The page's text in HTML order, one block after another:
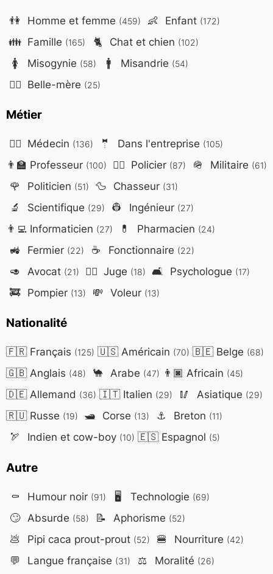
👫 Homme et femme (459) 👶 Enfant (172)
👪 Famille (165) 🐈 Chat et chien (102)
🚺 Misogynie (58) 🚹 Misandrie (54)
🤷‍♀️ Belle-mère (25)
Métier
👨‍⚕️ Médecin (136) 🤵 Dans l'entreprise (105)
👨‍🏫 Professeur (100) 👮‍♂️ Policier (87) 🪖 Militaire (61)
🌹 Politicien (51) 🦆 Chasseur (31)
🔬 Scientifique (29) 👷 Ingénieur (27)
👨‍💻Informaticien (27) 💊 Pharmacien (24)
🚜 Fermier (22) ☕ Fonctionnaire (22)
🥑 Avocat (21) 👨‍⚖️ Juge (18) 🛋️ Psychologue (17)
🚒 Pompier (13) 💸 Voleur (13)
Nationalité
🇫🇷Français (125) 🇺🇸Américain (70) 🇧🇪Belge (68)
🇬🇧Anglais (48) 🐪 Arabe (47) 👨🏿 Africain (45)
🇩🇪Allemand (36) 🇮🇹Italien (29) 🥢 Asiatique (29)
🇷🇺Russe (19) 🛥️ Corse (13) ⚓ Breton (11)
🏹 Indien et cow-boy (10) 🇪🇸Espagnol (5)
Autre
⚰️ Humour noir (91) 🖥️ Technologie (69)
🙄 Absurde (58) 📝 Aphorisme (52)
💩 Pipi caca prout-prout (52) 🍔 Nourriture (42)
💬 Langue française (31) ⚖️ Moralité (26)